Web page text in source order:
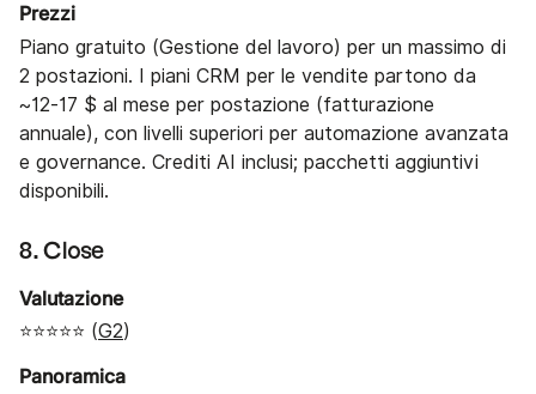
Prezzi
Piano gratuito (Gestione del lavoro) per un massimo di
2 postazioni. I piani CRM per le vendite partono da
~12-17 $ al mese per postazione (fatturazione
annuale), con livelli superiori per automazione avanzata
e governance. Crediti AI inclusi; pacchetti aggiuntivi
disponibili.
8. Close
Valutazione
⭐⭐⭐⭐⭐ (G2)
Panoramica